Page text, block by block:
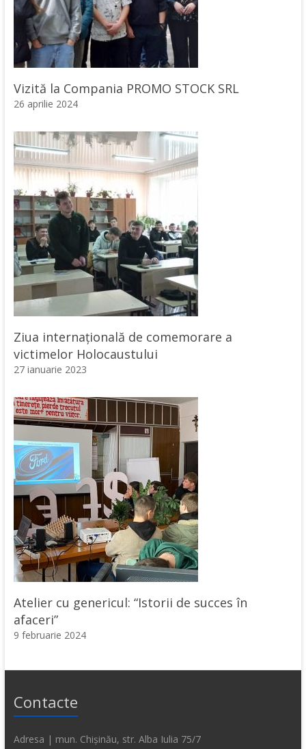
Vizită la Compania PROMO STOCK SRL
26 aprilie 2024
Ziua internaţională de comemorare a
victimelor Holocaustului
27 ianuarie 2023
Atelier cu genericul: “Istorii de succes în
afaceri”
9 februarie 2024
Contacte
Adresa | mun. Chișinău, str. Alba Iulia 75/7